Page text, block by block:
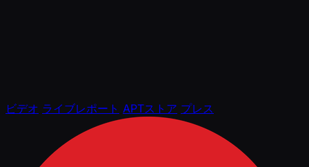
ビデオ ライブレポート APTストア プレス